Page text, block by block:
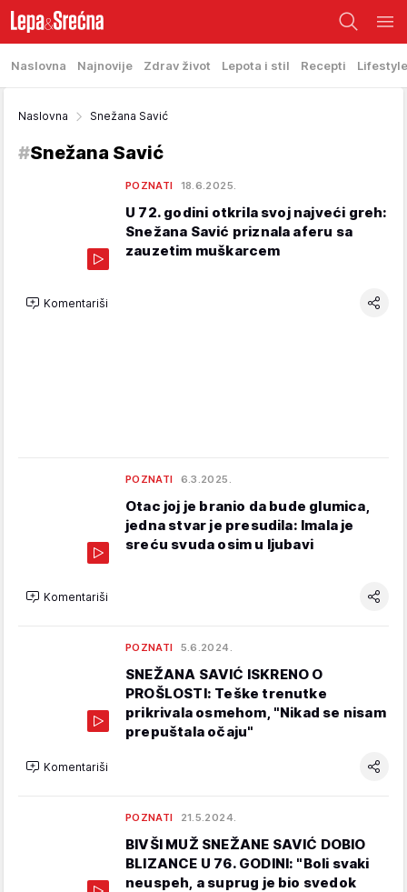
Naslovna Najnovije Zdrav život Lepota i stil Recepti Lifestyle
Naslovna Snežana Savić
#Snežana Savić
POZNATI 18.6.2025.
U 72. godini otkrila svoj najveći greh:
Snežana Savić priznala aferu sa
zauzetim muškarcem
Komentariši
POZNATI 6.3.2025.
Otac joj je branio da bude glumica,
jedna stvar je presudila: Imala je
sreću svuda osim u ljubavi
Komentariši
POZNATI 5.6.2024.
SNEŽANA SAVIĆ ISKRENO O
PROŠLOSTI: Teške trenutke
prikrivala osmehom, "Nikad se nisam
prepuštala očaju"
Komentariši
POZNATI 21.5.2024.
BIVŠI MUŽ SNEŽANE SAVIĆ DOBIO
BLIZANCE U 76. GODINI: "Boli svaki
neuspeh, a suprug je bio svedok